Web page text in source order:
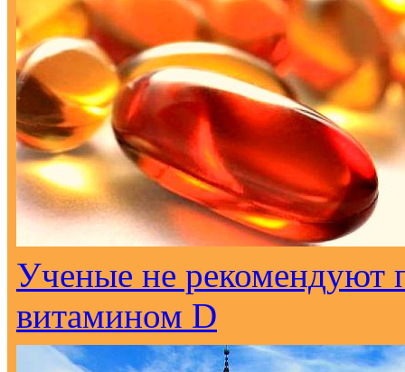
Ученые не рекомендуют
витамином D